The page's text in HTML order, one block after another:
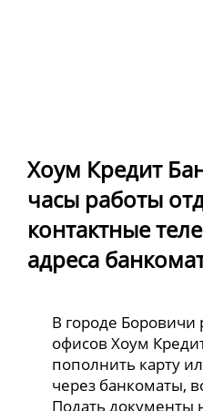
Хоум Кредит
часы работы
контактные
адреса
В городе Боровичи
офисов Хоум
пополнить карту
через банкоматы,
Подать документы